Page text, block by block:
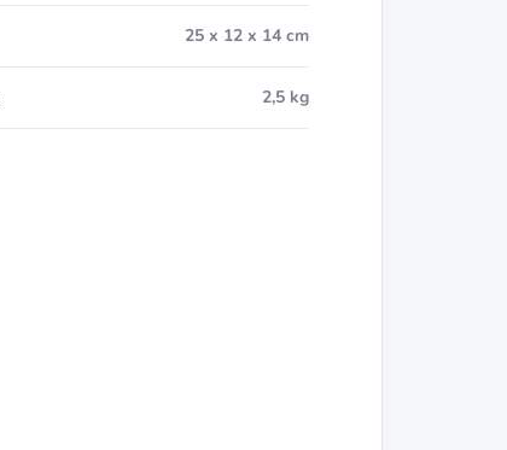
25 x 12 x 14 cm
2,5 kg